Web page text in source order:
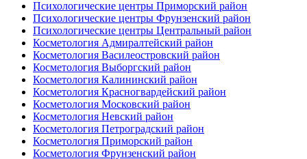
Психологические центры Приморский район
Психологические центры Фрунзенский район
Психологические центры Центральный район
Косметология Адмиралтейский район
Косметология Василеостровский район
Косметология Выборгский район
Косметология Калининский район
Косметология Красногвардейский район
Косметология Московский район
Косметология Невский район
Косметология Петроградский район
Косметология Приморский район
Косметология Фрунзенский район